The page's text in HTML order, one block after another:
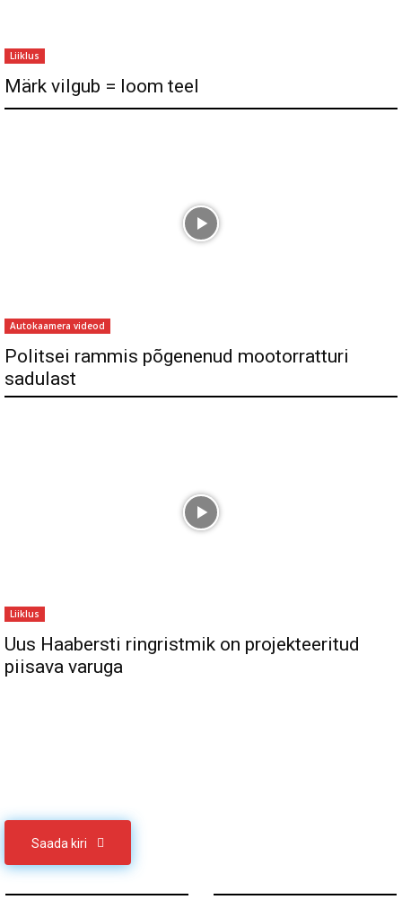
Liiklus
Märk vilgub = loom teel
Autokaamera videod
Politsei rammis põgenenud mootorratturi
sadulast
Liiklus
Uus Haabersti ringristmik on projekteeritud
piisava varuga
Saada kiri